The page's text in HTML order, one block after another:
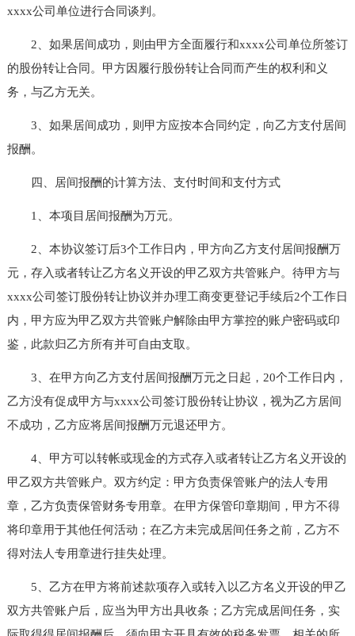
xxxx公司单位进行合同谈判。
2、如果居间成功，则由甲方全面履行和xxxx公司单位所签订
的股份转让合同。甲方因履行股份转让合同而产生的权利和义
务，与乙方无关。
3、如果居间成功，则甲方应按本合同约定，向乙方支付居间
报酬。
四、居间报酬的计算方法、支付时间和支付方式
1、本项目居间报酬为万元。
2、本协议签订后3个工作日内，甲方向乙方支付居间报酬万
元，存入或者转让乙方名义开设的甲乙双方共管账户。待甲方与
xxxx公司签订股份转让协议并办理工商变更登记手续后2个工作日
内，甲方应为甲乙双方共管账户解除由甲方掌控的账户密码或印
鉴，此款归乙方所有并可自由支取。
3、在甲方向乙方支付居间报酬万元之日起，20个工作日内，
乙方没有促成甲方与xxxx公司签订股份转让协议，视为乙方居间
不成功，乙方应将居间报酬万元退还甲方。
4、甲方可以转帐或现金的方式存入或者转让乙方名义开设的
甲乙双方共管账户。双方约定：甲方负责保管账户的法人专用
章，乙方负责保管财务专用章。在甲方保管印章期间，甲方不得
将印章用于其他任何活动；在乙方未完成居间任务之前，乙方不
得对法人专用章进行挂失处理。
5、乙方在甲方将前述款项存入或转入以乙方名义开设的甲乙
双方共管账户后，应当为甲方出具收条；乙方完成居间任务，实